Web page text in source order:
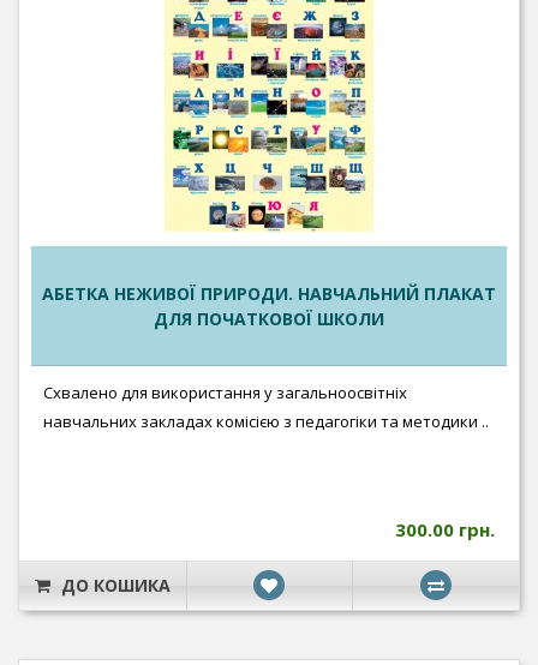
АБЕТКА НЕЖИВОЇ ПРИРОДИ. НАВЧАЛЬНИЙ ПЛАКАТ
ДЛЯ ПОЧАТКОВОЇ ШКОЛИ
Схвалено для використання у загальноосвітніх
навчальних закладах комісією з педагогіки та методики ..
300.00 грн.
ДО КОШИКА